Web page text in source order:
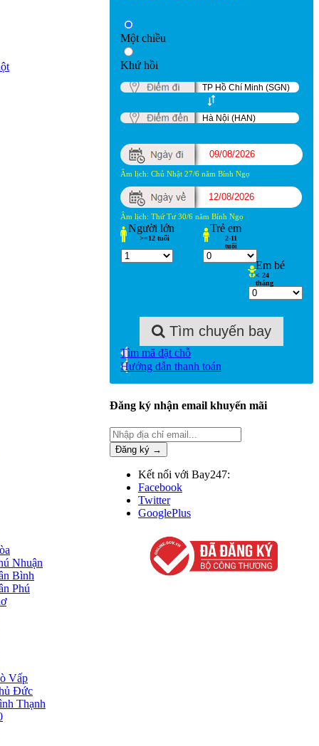
Một chiều
Khứ hồi
Âm lịch: Chủ Nhật 27/6 năm Bính Ngọ
Âm lịch: Thứ Tư 30/6 năm Bính Ngọ
Người lớn
>=12 tuổi
Trẻ em
2-11
tuổi
Em bé
< 24
tháng
Tìm chuyến bay
Tìm mã đặt chỗ
Hướng dẫn thanh toán
Đăng ký nhận email khuyến mãi
Đăng ký →
Kết nối với Bay247:
Facebook
Twitter
GooglePlus
Nhuận
Bình
Phú
Vấp
Đức
Thạnh